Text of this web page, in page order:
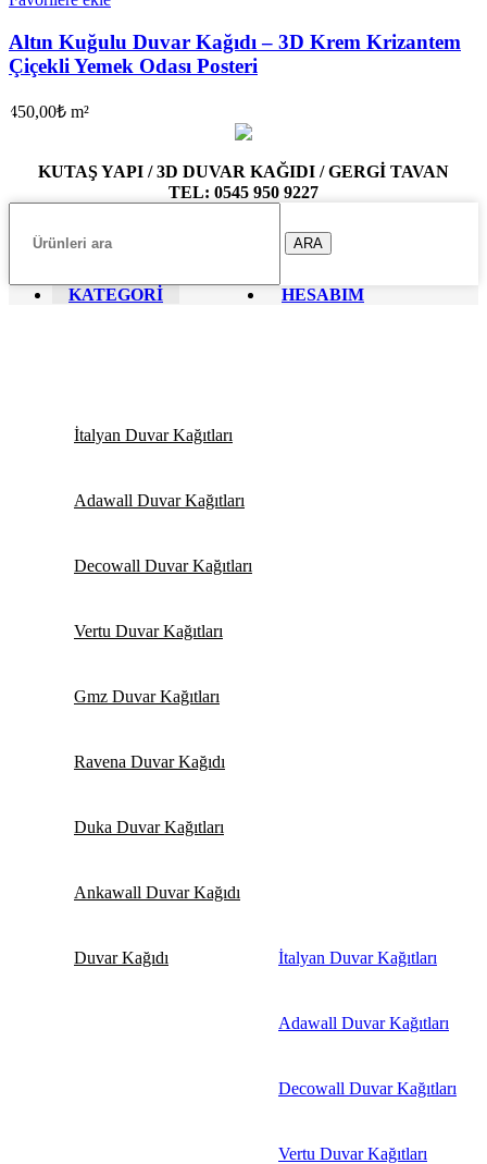
Altın Kuğulu Duvar Kağıdı – 3D Krem Krizantem
Çiçekli Yemek Odası Posteri
450,00₺ m²
KUTAŞ YAPI / 3D DUVAR KAĞIDI / GERGİ TAVAN
TEL: 0545 950 9227
ARA
KATEGORİ HESABIM
İtalyan Duvar Kağıtları
Adawall Duvar Kağıtları
Decowall Duvar Kağıtları
Vertu Duvar Kağıtları
Gmz Duvar Kağıtları
Ravena Duvar Kağıdı
Duka Duvar Kağıtları
Ankawall Duvar Kağıdı
Duvar Kağıdı İtalyan Duvar Kağıtları
Adawall Duvar Kağıtları
Decowall Duvar Kağıtları
Vertu Duvar Kağıtları